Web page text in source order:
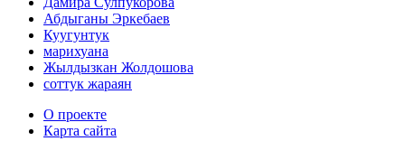
Абдыганы Эркебаев
Куугунтук
марихуана
Жылдызкан Жолдошова
соттук жараян
О проекте
Карта сайта